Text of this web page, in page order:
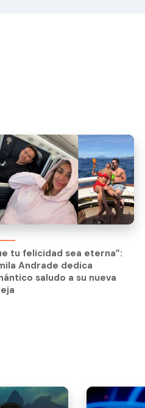
tu felicidad sea eterna”:
Andrade dedica
saludo a su nueva